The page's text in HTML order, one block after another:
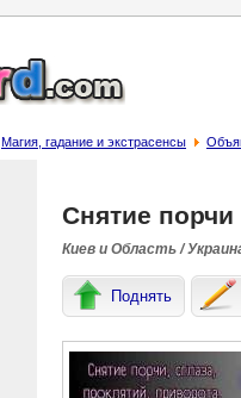
Магия, гадание и экстрасенсы
Снятие
Киев и Область /
Поднять